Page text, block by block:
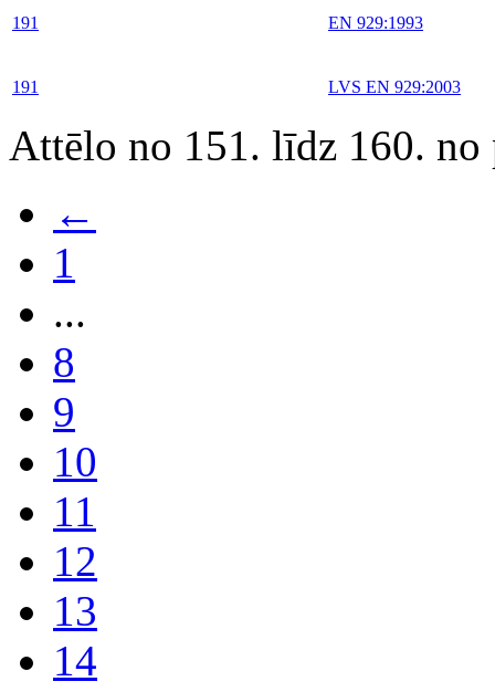
191 EN 929:1993
191 LVS EN 929:2003
Attēlo no 151. līdz 160. no
←
1
...
8
9
10
11
12
13
14